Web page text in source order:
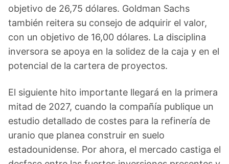
objetivo de 26,75 dólares. Goldman Sachs
también reitera su consejo de adquirir el valor,
con un objetivo de 16,00 dólares. La disciplina
inversora se apoya en la solidez de la caja y en el
potencial de la cartera de proyectos.
El siguiente hito importante llegará en la primera
mitad de 2027, cuando la compañía publique un
estudio detallado de costes para la refinería de
uranio que planea construir en suelo
estadounidense. Por ahora, el mercado castiga el